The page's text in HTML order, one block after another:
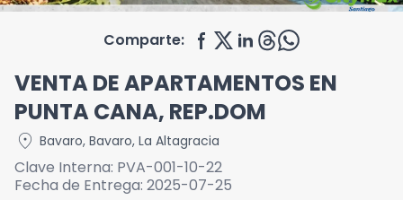
Comparte:
VENTA DE APARTAMENTOS EN
PUNTA CANA, REP.DOM
location_on Bavaro, Bavaro, La Altagracia
Clave Interna: PVA-001-10-22
Fecha de Entrega: 2025-07-25